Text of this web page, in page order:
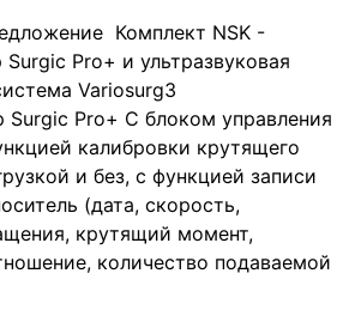
Комплект NSK -
Pro+ и ультразвуковая
Variosurg3
Surgic Pro+ С блоком управления
калибровки крутящего
и без, с функцией записи
(дата, скорость,
крутящий момент,
количество подаваемой